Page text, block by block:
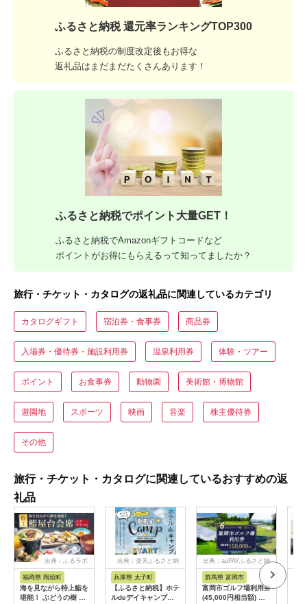
ふるさと納税 還元率ランキングTOP300
ふるさと納税の制度改定後もお得な
返礼品はまだまだたくさんあります！
ふるさと納税でポイント大量GET！
ふるさと納税でAmazonギフトコードなど
ポイントがお得にもらえるって知ってましたか？
旅行・チケット・カタログの返礼品に関連しているカテゴリ
カタログギフト 宿泊券・食事券 商品券
入場券・優待券・施設利用券 温泉利用券 体験・ツアー
ポイント お食事券 動物園 美術館・博物館
遊園地 スポーツ 映画 音楽 株主優待券
その他
旅行・チケット・カタログに関連しているおすすめの返
礼品
出典：ふるラボ
福岡県 岡垣町
海を見ながら特上鮨を
堪能！ ぶどうの樹 鮨
出典：楽天ふるさと納
税
兵庫県 太子町
【ふるさと納税】ホテ
ルdeデイキャンプ体
出典：auPAYふるさと納
群馬県 富岡市
富岡市ゴルフ場利用券
(45,000円相当額) ゴ